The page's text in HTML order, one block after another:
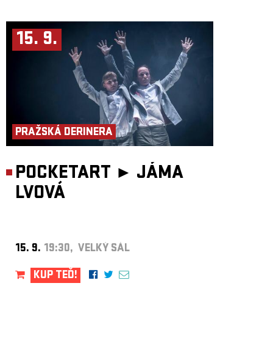
15. 9.
PRAŽSKÁ DERINERA
POCKETART ► JÁMA
LVOVÁ
15. 9. 19:30, VELKÝ SÁL
KUP TEĎ!